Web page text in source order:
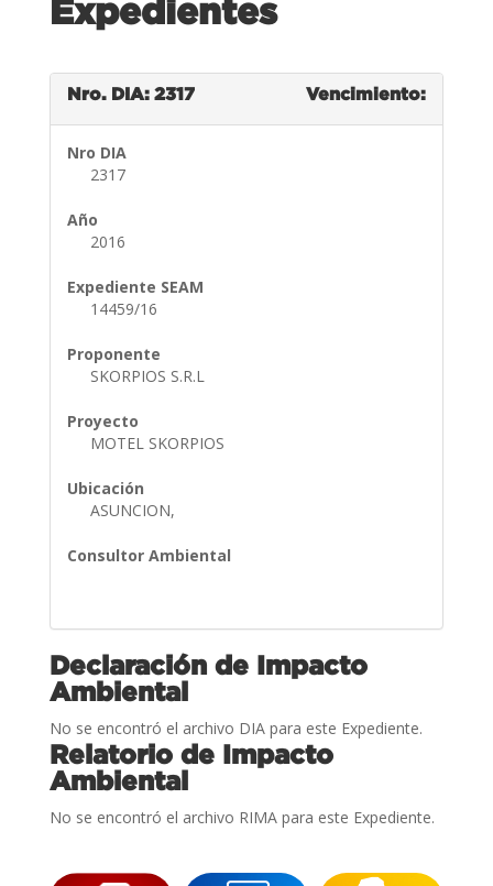
Expedientes
Nro. DIA: 2317 Vencimiento:
Nro DIA
2317
Año
2016
Expediente SEAM
14459/16
Proponente
SKORPIOS S.R.L
Proyecto
MOTEL SKORPIOS
Ubicación
ASUNCION,
Consultor Ambiental
Declaración de Impacto
Ambiental
No se encontró el archivo DIA para este Expediente.
Relatorio de Impacto
Ambiental
No se encontró el archivo RIMA para este Expediente.